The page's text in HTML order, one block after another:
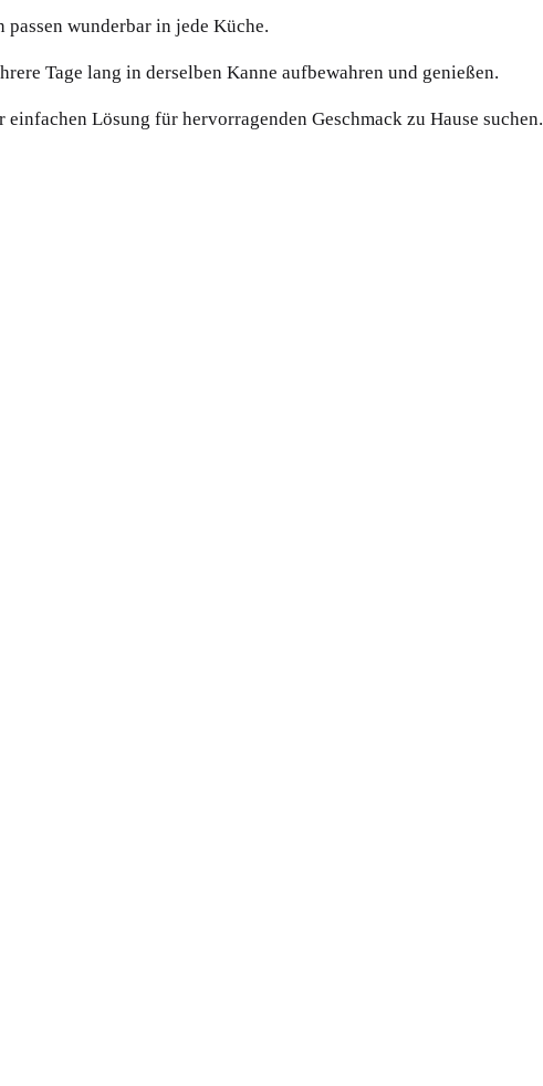
wunderbar in jede Küche.
Tage lang in derselben Kanne aufbewahren und genießen.
Lösung für hervorragenden Geschmack zu Hause suchen.